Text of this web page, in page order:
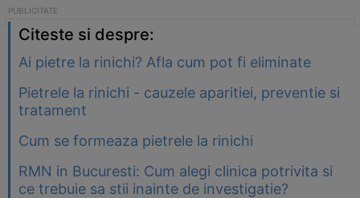
Citeste si despre:
Ai pietre la rinichi? Afla cum pot fi eliminate
Pietrele la rinichi - cauzele aparitiei, preventie si
tratament
Cum se formeaza pietrele la rinichi
RMN in Bucuresti: Cum alegi clinica potrivita si
ce trebuie sa stii inainte de investigatie?